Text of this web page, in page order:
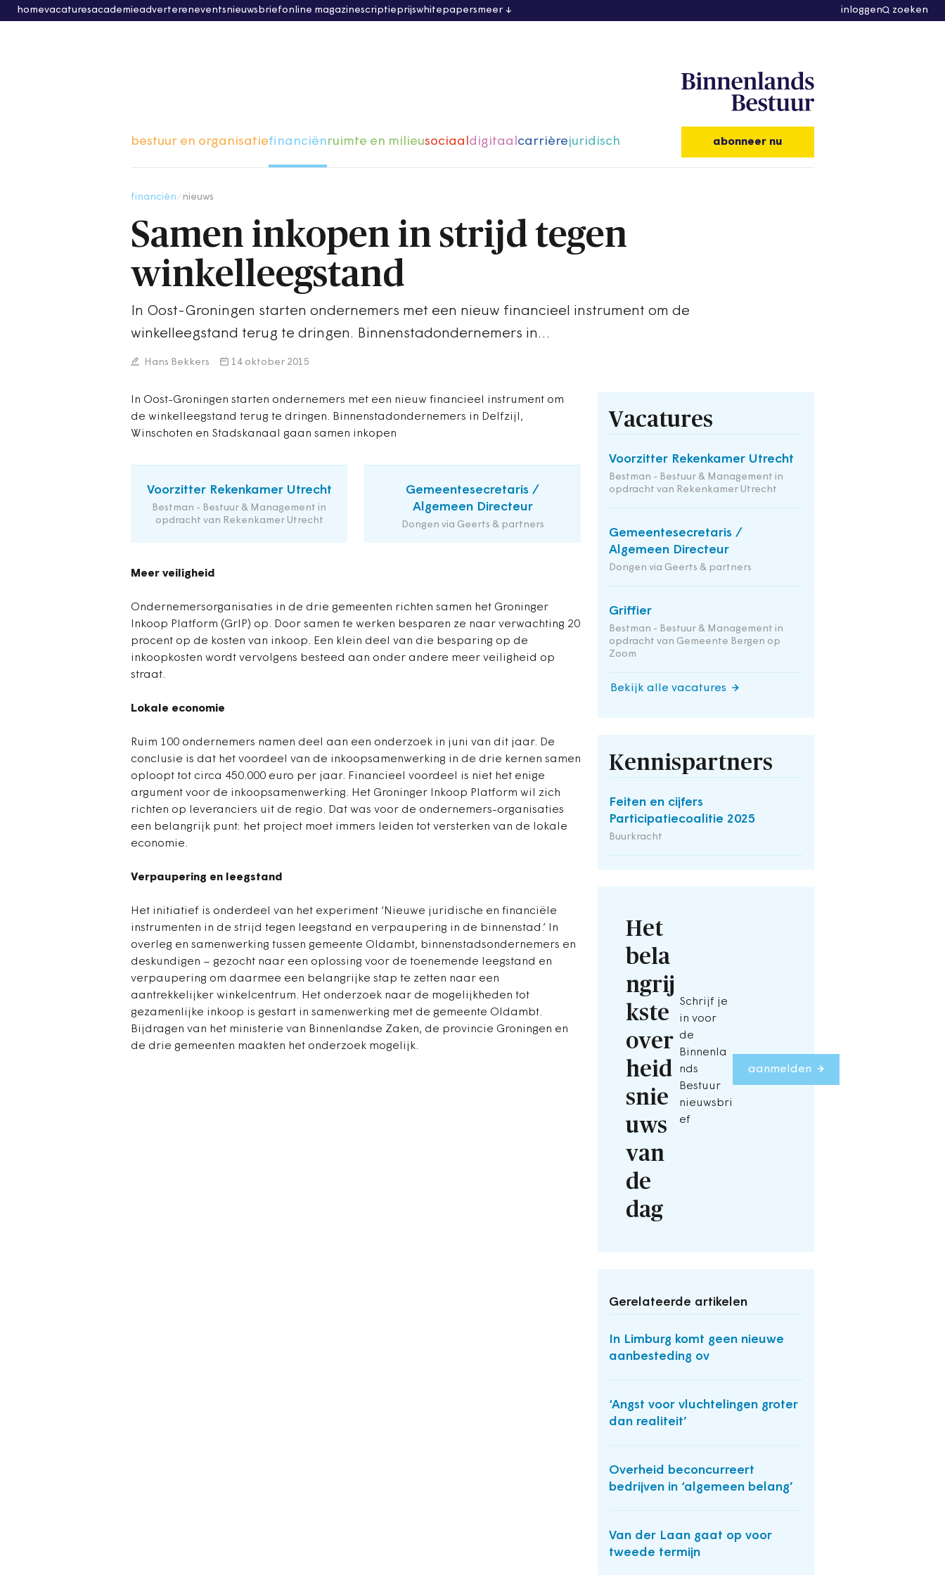
homevacaturesacademieadvertereneventsnieuwsbriefonline magazinescriptieprijswhitepapersmeer inloggen zoeken
bestuur en organisatiefinanciënruimte en milieusociaaldigitaalcarrièrejuridisch abonneer nu
financiën nieuws
Samen inkopen in strijd tegen
winkelleegstand
In Oost-Groningen starten ondernemers met een nieuw financieel instrument om de
winkelleegstand terug te dringen. Binnenstadondernemers in…
Hans Bekkers 14 oktober 2015
In Oost-Groningen starten ondernemers met een nieuw financieel instrument om
de winkelleegstand terug te dringen. Binnenstadondernemers in Delfzijl,
Winschoten en Stadskanaal gaan samen inkopen
Voorzitter Rekenkamer Utrecht
Bestman - Bestuur & Management in
opdracht van Rekenkamer Utrecht
Gemeentesecretaris /
Algemeen Directeur
Dongen via Geerts & partners
Meer veiligheid
Vacatures
Voorzitter Rekenkamer Utrecht
Bestman - Bestuur & Management in
opdracht van Rekenkamer Utrecht
Gemeentesecretaris /
Algemeen Directeur
Dongen via Geerts & partners
Griffier
Bestman - Bestuur & Management in
opdracht van Gemeente Bergen op
Zoom
Bekijk alle vacatures
Kennispartners
Feiten en cijfers
Participatiecoalitie 2025
Buurkracht
Het
bela
ngrij
kste
over
heid
snie
uws
van
de
dag
Schrijf je
in voor
de
Binnenla
nds
Bestuur
nieuwsbri
ef
aanmelden
Gerelateerde artikelen
In Limburg komt geen nieuwe
aanbesteding ov
‘Angst voor vluchtelingen groter
dan realiteit’
Overheid beconcurreert
bedrijven in ‘algemeen belang’
Van der Laan gaat op voor
tweede termijn
Ondernemersorganisaties in de drie gemeenten richten samen het Groninger
Inkoop Platform (GrIP) op. Door samen te werken besparen ze naar verwachting 20
procent op de kosten van inkoop. Een klein deel van die besparing op de
inkoopkosten wordt vervolgens besteed aan onder andere meer veiligheid op
straat.
Lokale economie
Ruim 100 ondernemers namen deel aan een onderzoek in juni van dit jaar. De
conclusie is dat het voordeel van de inkoopsamenwerking in de drie kernen samen
oploopt tot circa 450.000 euro per jaar. Financieel voordeel is niet het enige
argument voor de inkoopsamenwerking. Het Groninger Inkoop Platform wil zich
richten op leveranciers uit de regio. Dat was voor de ondernemers-organisaties
een belangrijk punt: het project moet immers leiden tot versterken van de lokale
economie.
Verpaupering en leegstand
Het initiatief is onderdeel van het experiment ‘Nieuwe juridische en financiële
instrumenten in de strijd tegen leegstand en verpaupering in de binnenstad.’ In
overleg en samenwerking tussen gemeente Oldambt, binnenstadsondernemers en
deskundigen – gezocht naar een oplossing voor de toenemende leegstand en
verpaupering om daarmee een belangrijke stap te zetten naar een
aantrekkelijker winkelcentrum. Het onderzoek naar de mogelijkheden tot
gezamenlijke inkoop is gestart in samenwerking met de gemeente Oldambt.
Bijdragen van het ministerie van Binnenlandse Zaken, de provincie Groningen en
de drie gemeenten maakten het onderzoek mogelijk.